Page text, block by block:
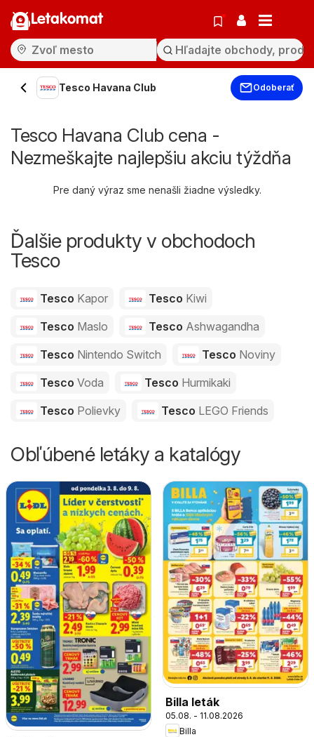
Letakomat
Tesco Havana Club Odoberať
Tesco Havana Club cena -
Nezmeškajte najlepšiu akciu týždňa
Pre daný výraz sme nenašli žiadne výsledky.
Ďalšie produkty v obchodoch
Tesco
Tesco Kapor Tesco Kiwi
Tesco Maslo Tesco Ashwagandha
Tesco Nintendo Switch Tesco Noviny
Tesco Voda Tesco Hurmikaki
Tesco Polievky Tesco LEGO Friends
Obľúbené letáky a katalógy
Billa leták
05.08. - 11.08.2026
Billa